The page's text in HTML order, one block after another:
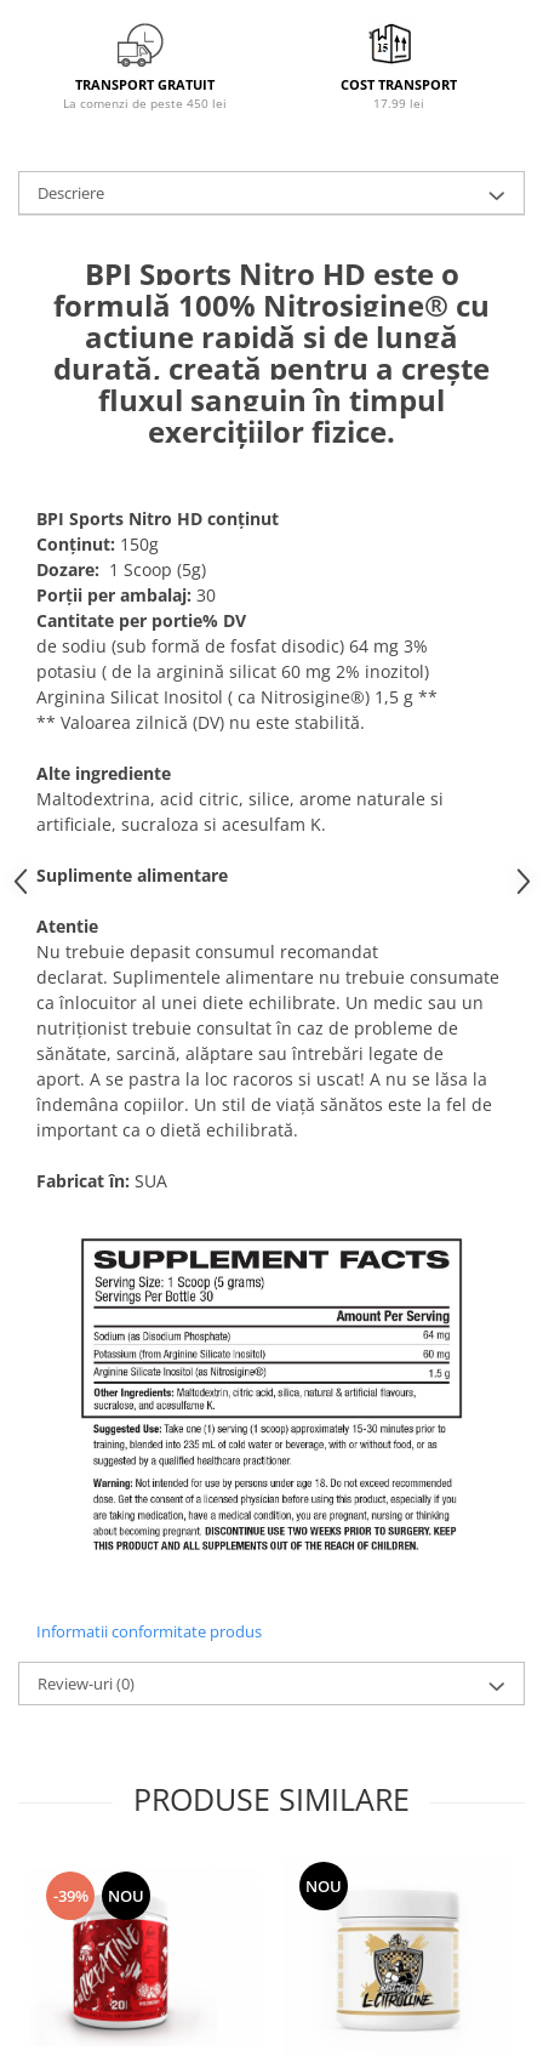
PerfectShaker
PeScience
Power System
Pro Tan
Puritan`s Pride
REDCON1
Revoflex
Rich Piana 5% Nutrition
Swanson
Under Armour
Universal
Vitargo
Weider
Zenana
TRANSPORT GRATUIT
La comenzi de peste 450 lei
COST TRANSPORT
17.99 lei
Descriere
BPI Sports Nitro HD este o
formulă 100% Nitrosigine® cu
acțiune rapidă și de lungă
durată, creată pentru a crește
fluxul sanguin în timpul
exercițiilor fizice.
BPI Sports Nitro HD conținut
Conținut: 150g
Dozare: 1 Scoop (5g)
Porții per ambalaj: 30
Cantitate per portie% DV
de sodiu (sub formă de fosfat disodic) 64 mg 3%
potasiu ( de la arginină silicat 60 mg 2% inozitol)
Arginina Silicat Inositol ( ca Nitrosigine®) 1,5 g **
** Valoarea zilnică (DV) nu este stabilită.
Alte ingrediente
Maltodextrina, acid citric, silice, arome naturale si
artificiale, sucraloza si acesulfam K.
Suplimente alimentare
Atentie
Nu trebuie depasit consumul recomandat
declarat. Suplimentele alimentare nu trebuie consumate
ca înlocuitor al unei diete echilibrate. Un medic sau un
nutriționist trebuie consultat în caz de probleme de
sănătate, sarcină, alăptare sau întrebări legate de
aport. A se pastra la loc racoros si uscat! A nu se lăsa la
îndemâna copiilor. Un stil de viață sănătos este la fel de
important ca o dietă echilibrată.
Fabricat în: SUA
Informatii conformitate produs
Review-uri(0)
PRODUSE SIMILARE
-39% NOU NOU